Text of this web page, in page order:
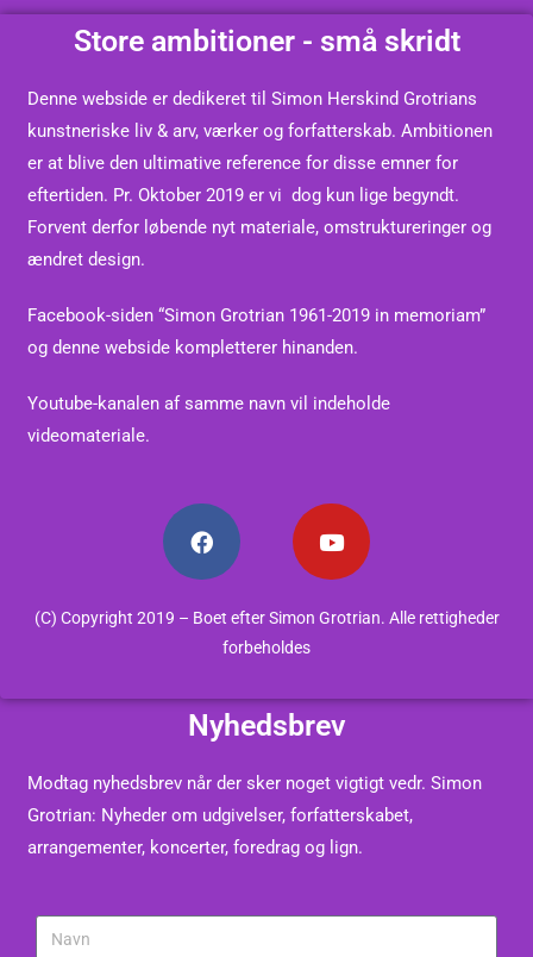
Store ambitioner - små skridt
Denne webside er dedikeret til Simon Herskind Grotrians
kunstneriske liv & arv, værker og forfatterskab. Ambitionen
er at blive den ultimative reference for disse emner for
eftertiden. Pr. Oktober 2019 er vi dog kun lige begyndt.
Forvent derfor løbende nyt materiale, omstruktureringer og
ændret design.
Facebook-siden “Simon Grotrian 1961-2019 in memoriam”
og denne webside kompletterer hinanden.
Youtube-kanalen af samme navn vil indeholde
videomateriale.
(C) Copyright 2019 – Boet efter Simon Grotrian. Alle rettigheder
forbeholdes
Nyhedsbrev
Modtag nyhedsbrev når der sker noget vigtigt vedr. Simon
Grotrian: Nyheder om udgivelser, forfatterskabet,
arrangementer, koncerter, foredrag og lign.